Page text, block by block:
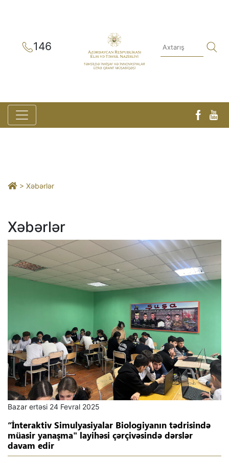
146
> Xəbərlər
Xəbərlər
Bazar ertəsi 24 Fevral 2025
“İnteraktiv Simulyasiyalar Biologiyanın tədrisində
müasir yanaşma" layihəsi çərçivəsində dərslər
davam edir